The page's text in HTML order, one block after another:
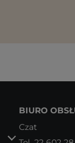
BIURO
Czat